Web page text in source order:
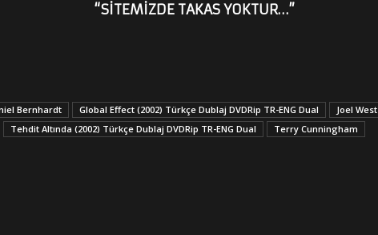
“SİTEMİZDE TAKAS YOKTUR…”
Bernhardt Global Effect (2002) Türkçe Dublaj DVDRip TR-ENG Dual
Joel West
Tehdit Altında (2002) Türkçe Dublaj DVDRip TR-ENG Dual Terry Cunningham